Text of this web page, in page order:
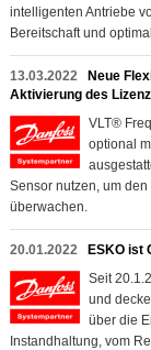
intelligenten Antriebe
Bereitschaft und
13.03.2022
Neue
Aktivierung des
VLT®
optional
Sensor nutzen, um
überwachen.
20.01.2022
ESKO ist
Seit
und
über die
Instandhaltung, vom